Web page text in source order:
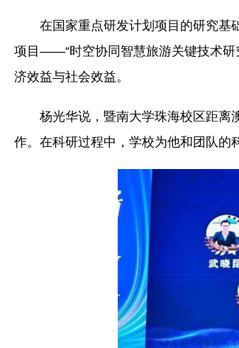
在国家重点研发计划项目的研究基
项目——“时空协同智慧旅游关键技术研
济效益与社会效益。
杨光华说，暨南大学珠海校区距离
作。在科研过程中，学校为他和团队的